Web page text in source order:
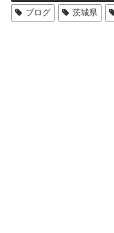
ブログ
茨城県